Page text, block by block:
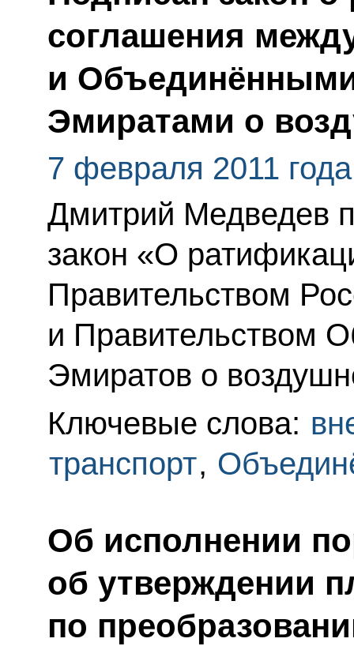
соглашения
и
Эмиратами о
7 февраля 2011 года
Дмитрий Медведев
закон «О
Правительством
и Правительством
Эмиратов о
Ключевые слова:
транспорт,
Об исполнении
об утверждении
по